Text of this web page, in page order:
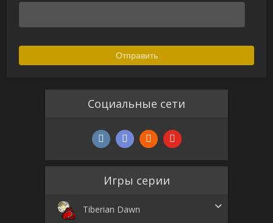
Социальные сети
Игры серии
Tiberian Dawn